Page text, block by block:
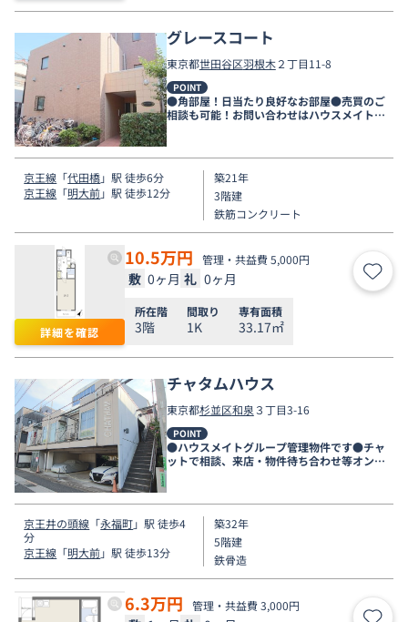
グレースコート
東京都世田谷区羽根木２丁目11-8
POINT
●角部屋！日当たり良好なお部屋●売買のご
相談も可能！お問い合わせはハウスメイトシ
ョップ下北沢店まで●
京王線 「代田橋」駅 徒歩6分
京王線 「明大前」駅 徒歩12分
築21年
3階建
鉄筋コンクリート
詳細を確認
10.5万円 管理・共益費 5,000円
敷 0ヶ月 礼 0ヶ月 お気
所在階
3階
間取り
1K
専有面積
33.17㎡
チャタムハウス
東京都杉並区和泉３丁目3-16
POINT
●ハウスメイトグループ管理物件です●チャ
ットで相談、来店・物件待ち合わせ等オンラ
イン予約可能です！
京王井の頭線 「永福町」駅 徒歩4
分
京王線 「明大前」駅 徒歩13分
築32年
5階建
鉄骨造
6.3万円 管理・共益費 3,000円